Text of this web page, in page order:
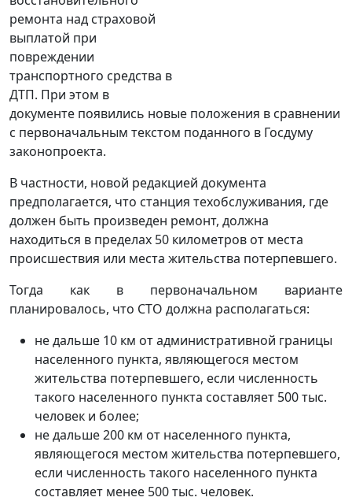
ремонта над страховой
выплатой при
повреждении
транспортного средства в
ДТП. При этом в
документе появились новые положения в сравнении
с первоначальным текстом поданного в Госдуму
законопроекта.
В частности, новой редакцией документа
предполагается, что станция техобслуживания, где
должен быть произведен ремонт, должна
находиться в пределах 50 километров от места
происшествия или места жительства потерпевшего.
Тогда как в первоначальном варианте
планировалось, что СТО должна располагаться:
не дальше 10 км от административной границы
населенного пункта, являющегося местом
жительства потерпевшего, если численность
такого населенного пункта составляет 500 тыс.
человек и более;
не дальше 200 км от населенного пункта,
являющегося местом жительства потерпевшего,
если численность такого населенного пункта
составляет менее 500 тыс. человек.